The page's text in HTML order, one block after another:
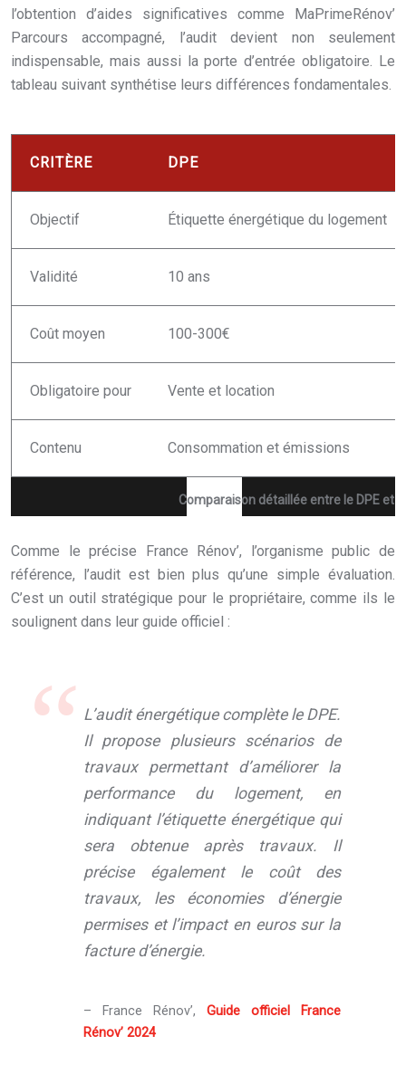
l’obtention d’aides significatives comme MaPrimeRénov’
Parcours accompagné, l’audit devient non seulement
indispensable, mais aussi la porte d’entrée obligatoire. Le
tableau suivant synthétise leurs différences fondamentales.
Comparaison détaillée entre le DPE et
CRITÈRE DPE
Objectif Étiquette énergétique du logement
Validité 10 ans
Coût moyen 100-300€
Obligatoire pour Vente et location
Contenu Consommation et émissions
Comme le précise France Rénov’, l’organisme public de
référence, l’audit est bien plus qu’une simple évaluation.
C’est un outil stratégique pour le propriétaire, comme ils le
soulignent dans leur guide officiel :
L’audit énergétique complète le DPE.
Il propose plusieurs scénarios de
travaux permettant d’améliorer la
performance du logement, en
indiquant l’étiquette énergétique qui
sera obtenue après travaux. Il
précise également le coût des
travaux, les économies d’énergie
permises et l’impact en euros sur la
facture d’énergie.
– France Rénov’, Guide officiel France
Rénov’ 2024